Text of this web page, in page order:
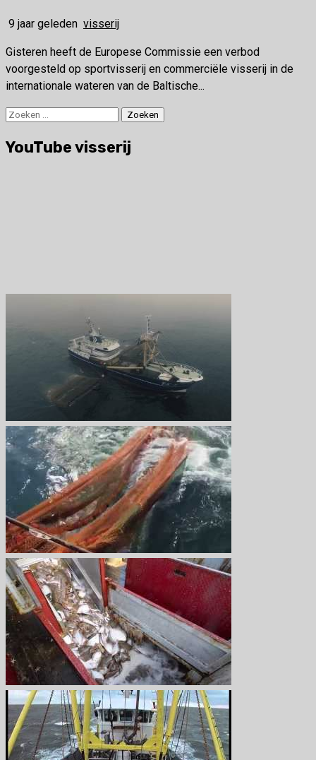
9 jaar geleden visserij
Gisteren heeft de Europese Commissie een verbod
voorgesteld op sportvisserij en commerciële visserij in de
internationale wateren van de Baltische...
Zoeken
YouTube visserij